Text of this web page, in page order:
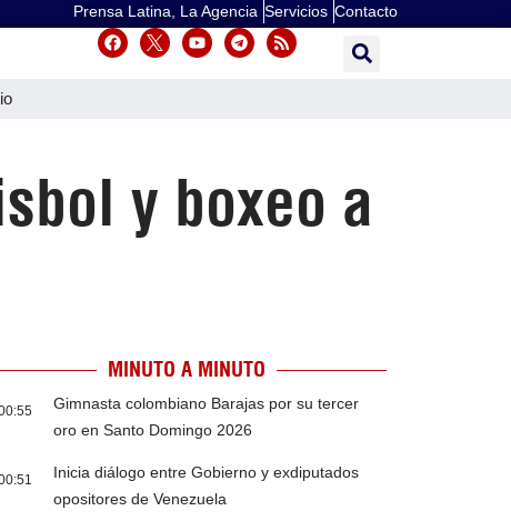
Prensa Latina, La Agencia Servicios Contacto
y boxeo a
MINUTO A MINUTO
Gimnasta colombiano Barajas por su tercer
oro en Santo Domingo 2026
Inicia diálogo entre Gobierno y exdiputados
opositores de Venezuela